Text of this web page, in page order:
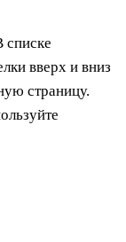
списке
вверх и вниз
страницу.